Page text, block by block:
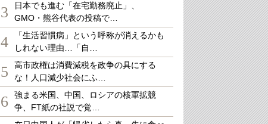
3
日本でも進む「在宅勤務廃止」、
GMO・熊谷代表の投稿で…
4
「生活習慣病」という呼称が消えるかも
しれない理由…「自…
5
高市政権は消費減税を政争の具にする
な！人口減少社会にふ…
6
強まる米国、中国、ロシアの核軍拡競
争、FT紙の社説で覚…